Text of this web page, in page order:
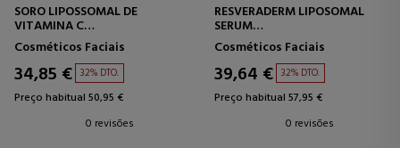
SORO LIPOSSOMAL DE
VITAMINA C
SORO PARA TRATAMENTO
INTENSIVO
Cosméticos Faciais
34,85 € 32% DTO.
Preço habitual 50,95 €
0 revisões
RESVERADERM LIPOSOMAL
SERUM
SORO ANTIOXIDANTE
Cosméticos Faciais
39,64 € 32% DTO.
Preço habitual 57,95 €
0 revisões